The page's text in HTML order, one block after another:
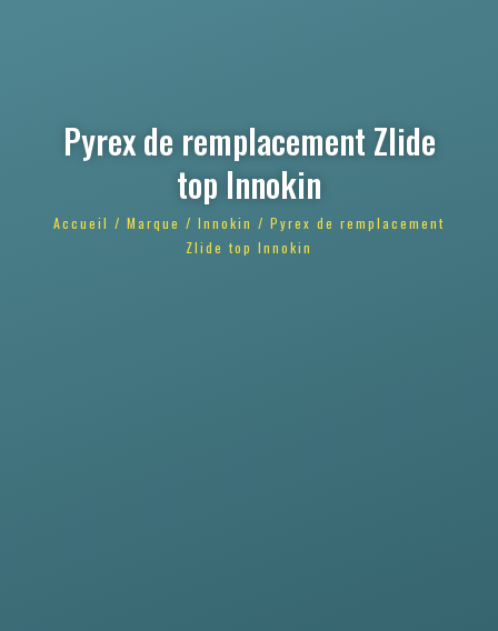
Pyrex de remplacement Zlide
top Innokin
Accueil / Marque / Innokin / Pyrex de remplacement
Zlide top Innokin